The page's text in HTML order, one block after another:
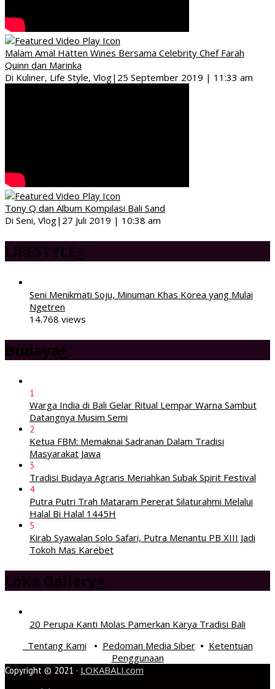
Malam Amal Hatten Wines Bersama Celebrity Chef Farah
Quinn dan Marinka
Di Kuliner, Life Style, Vlog| 25 September 2019 | 11:33 am
Tony Q dan Album Kompilasi Bali Sand
Di Seni, Vlog| 27 Juli 2019 | 10:38 am
LIFESTYLE+
Seni Menikmati Soju, Minuman Khas Korea yang Mulai
Ngetren
14.768 views
Budaya+
1
Warga India di Bali Gelar Ritual Lempar Warna Sambut
Datangnya Musim Semi
2
Ketua FBM: Memaknai Sadranan Dalam Tradisi
Masyarakat Jawa
3
Tradisi Budaya Agraris Meriahkan Subak Spirit Festival
4
Putra Putri Trah Mataram Pererat Silaturahmi Melalui
Halal Bi Halal 1445H
5
Kirab Syawalan Solo Safari, Putra Menantu PB XIII Jadi
Tokoh Mas Karebet
Loka Gallery+
20 Perupa Kanti Molas Pamerkan Karya Tradisi Bali
Tentang Kami • Pedoman Media Siber• Ketentuan
Penggunaan
Copyright © 2021 · LOKABALI.com